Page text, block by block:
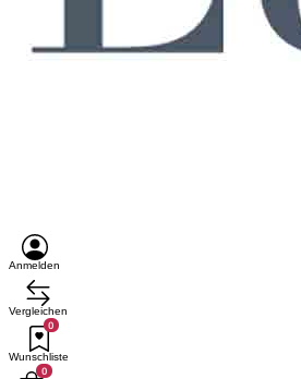
Anmelden
Vergleichen
0
Wunschliste
0